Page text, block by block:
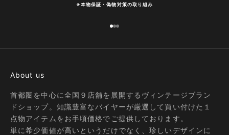
※本物保証・偽物対策の取り組み
I18n Error: Missing interpolation
I18n Error: Missing interpolation
I18n Error: Missing interpolation
About us
首都圏を中心に全国９店舗を展開するヴィンテージブラン
ドショップ。知識豊富なバイヤーが厳選して買い付けた１
点物アイテムをお手頃価格でご提供しております。
単に希少価値が高いというだけでなく、珍しいデザインに